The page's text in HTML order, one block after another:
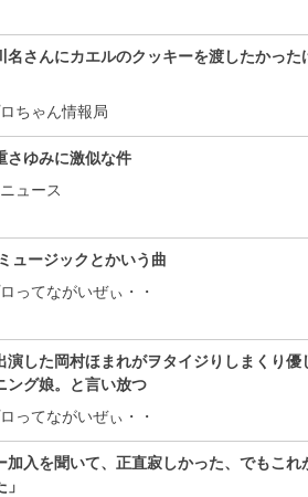
名さんにカエルのクッキーを渡したかっ
ちゃん情報局
さゆみに激似な件
ュース
ュージックとかいう曲
ってながいぜぃ・・
演した岡村ほまれがヲタイジりしまくり
ング娘。と言い放つ
ってながいぜぃ・・
加入を聞いて、正直寂しかった、でもこ